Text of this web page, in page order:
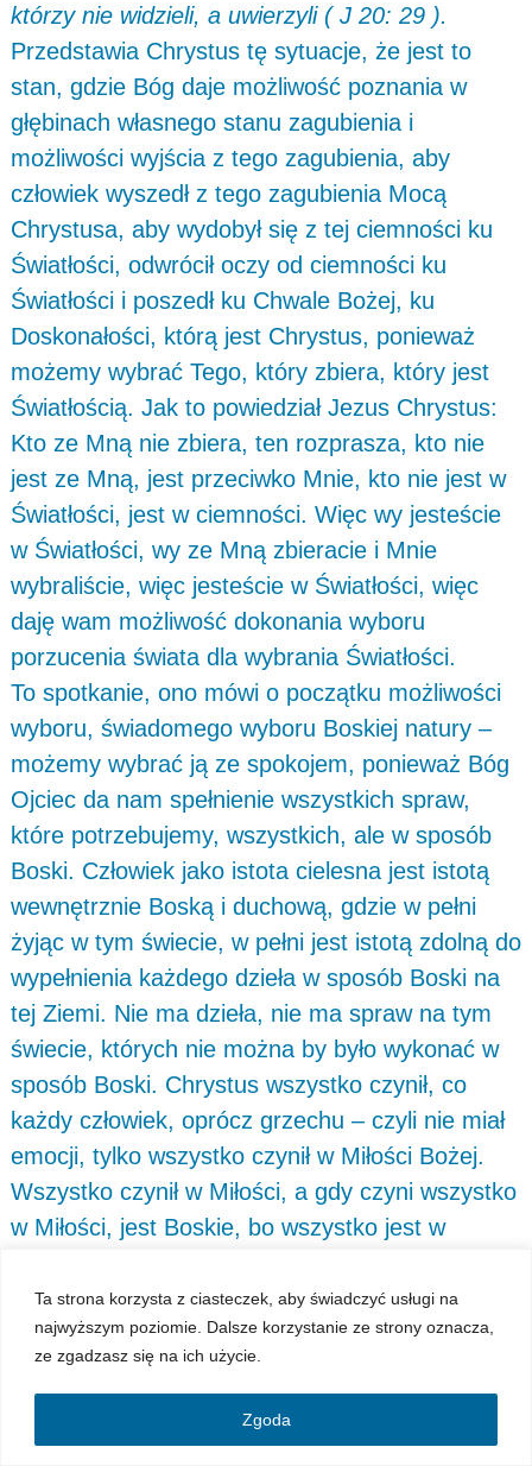
Ta strona korzysta z ciasteczek, aby świadczyć usługi na
najwyższym poziomie. Dalsze korzystanie ze strony oznacza,
ze zgadzasz się na ich użycie.
Zgoda
którzy nie widzieli, a uwierzyli ( J 20: 29 ).
Przedstawia Chrystus tę sytuacje, że jest to
stan, gdzie Bóg daje możliwość poznania w
głębinach własnego stanu zagubienia i
możliwości wyjścia z tego zagubienia, aby
człowiek wyszedł z tego zagubienia Mocą
Chrystusa, aby wydobył się z tej ciemności ku
Światłości, odwrócił oczy od ciemności ku
Światłości i poszedł ku Chwale Bożej, ku
Doskonałości, którą jest Chrystus, ponieważ
możemy wybrać Tego, który zbiera, który jest
Światłością. Jak to powiedział Jezus Chrystus:
Kto ze Mną nie zbiera, ten rozprasza, kto nie
jest ze Mną, jest przeciwko Mnie, kto nie jest w
Światłości, jest w ciemności. Więc wy jesteście
w Światłości, wy ze Mną zbieracie i Mnie
wybraliście, więc jesteście w Światłości, więc
daję wam możliwość dokonania wyboru
porzucenia świata dla wybrania Światłości.
To spotkanie, ono mówi o początku możliwości
wyboru, świadomego wyboru Boskiej natury –
możemy wybrać ją ze spokojem, ponieważ Bóg
Ojciec da nam spełnienie wszystkich spraw,
które potrzebujemy, wszystkich, ale w sposób
Boski. Człowiek jako istota cielesna jest istotą
wewnętrznie Boską i duchową, gdzie w pełni
żyjąc w tym świecie, w pełni jest istotą zdolną do
wypełnienia każdego dzieła w sposób Boski na
tej Ziemi. Nie ma dzieła, nie ma spraw na tym
świecie, których nie można by było wykonać w
sposób Boski. Chrystus wszystko czynił, co
każdy człowiek, oprócz grzechu – czyli nie miał
emocji, tylko wszystko czynił w Miłości Bożej.
Wszystko czynił w Miłości, a gdy czyni wszystko
w Miłości, jest Boskie, bo wszystko jest w
jest oddane Bogu –kochaj i rób, co chcesz
wszystko w Miłości. Gdy rozpoczyna się ta
nowa przestrzeń, to ona mówi o nowym
wejście w całkowicie nową przestrzeń, ale